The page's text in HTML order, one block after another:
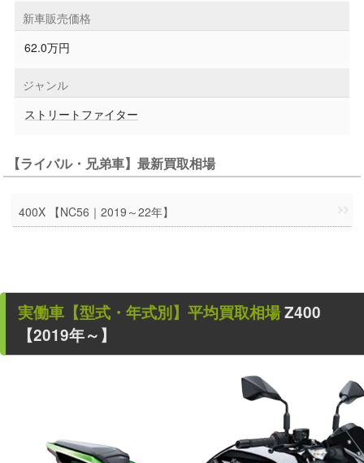
新車販売価格
62.0万円
ジャンル
ストリートファイター
【ライバル・兄弟車】最新買取相場
400X 【NC56｜2019～22年】
実働車 【型式・年式別】平均買取相場Z400
【2019年～】